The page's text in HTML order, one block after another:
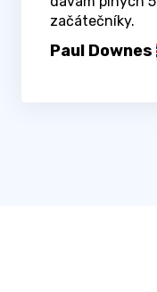
začátečníky.
Paul Downes